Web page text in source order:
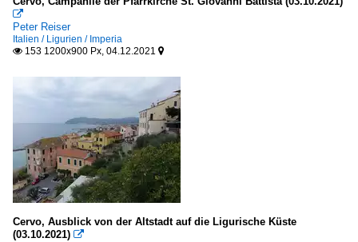

Peter Reiser
Italien / Ligurien / Imperia
 153 1200x900 Px, 04.12.2021 
Cervo, Ausblick von der Altstadt auf die Ligurische Küste
(03.10.2021) 